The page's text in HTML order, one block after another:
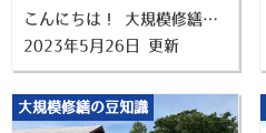
こんにちは！ 大規模修繕工事専門店「修繕プランナー横浜」の梅津です。 来週は台風の予報ですね…。 現場も自分の出勤も心配になっております。 まずは、今週も弊社の現場監督の様子を お伝えしますね。 施工現場の地域貢献のため、清掃活動を行っています！ ３本立てでお伝えしてきた工期ですが、 今回が最終回になります。 最後に工事期間についてのまとめもありますので 最後までお付き合い頂ければと思います！ 内容は【工期に影響する要素】についてです。 一部前回の内容と重複しますが、 ・プロジェクトの規模 ・作業内容 ・予算とリソース ・天候条件 ・施設の利用者や住民への影響 以上の5つについて紹介していきますね！ 1.プロジェクトの規模 工事の規模が大きければ、それに応じて工事期間も長くなる傾向があります。 大規模な建物や複数の施設が対象となる場合、 工事期間は通常よりも長くなる可能性があります。 詳しく工期の規模について知りたい方は 前回の記事をご確認ください。 2.作業内容 修繕や改修の種類によって工事期間が変わります。 例えば、外壁の塗装や床の張り替えなどの比較的簡単な作業であれば、数週間から数ヶ月程度の期間で完了することが一般的です。 一方、大規模な改修や補強工事、 配管や電気設備の更新などを含む場合、数ヶ月から数年にわたる工期が必要になることもあります。 3.予算とリソース 工事期間は、予算や利用可能な人員・資材にも依存します。 予算が限られている場合や、 特定の専門技術や資材の入手が困難な場合には、 工事期間が延びることがあります。 4.天候条件 工事の進行には天候条件も関与します。 屋外での作業や防水工事などは、天候が良好である必要があります。 悪天候が続く場合は、工事期間が遅延する可能性があります。 5.施設の利用者や住民への影響 工事が行われる施設が利用者や住民に 影響を与える場合、その影響を最小限にするために工事期間を制限する必要があります。 たとえば、学校や病院などの公共施設では、 学期や患者の受け入れに影響を与えないよう、 夏季休暇や長期休業期間を活用して工事を進めることがあります。 以上の要素を考慮しながら、 具体的なプロジェクトの計画と 工事スケジュールを策定することで、 適切な工事期間を決定することができますよ！ 大規模修繕の工事期間についてのまとめ 修繕期間を知ることのメリット 以下のことが可能になります。 居住計画の調整、代替生活場所の手配 予算の計画、 コミュニケーションと情報共有、 予期せぬトラブルの回避 工事規模と工期の関係性 小規模、中規模、大規模で異なってくる 工期に影響を与える要因は複数にある 規模、作業内容、予算とリソース、天候、 利用者への配慮、etc 安心して修繕工事ができるように 先を見据えてからスケジュールを組んでいきましょう！ 横浜市で大規模修繕・防水工事の事でお悩みなら 「修繕プランナー横浜」までご相談下さい。 ▼お問い合わせはこちら！ 分かりやすく、相談しやすい！ 横浜市内に大規模修繕が気軽に相談できるショールームOPEN中！ ▼来店予約はこちら！
2023年5月26日 更新
大規模修繕の豆知識